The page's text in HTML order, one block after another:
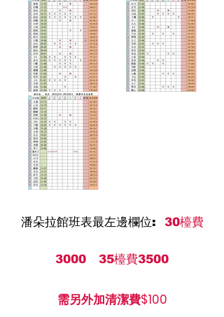
潘朵拉館班表最左邊欄位: 30檯費
3000 35檯費3500
需另外加清潔費$100